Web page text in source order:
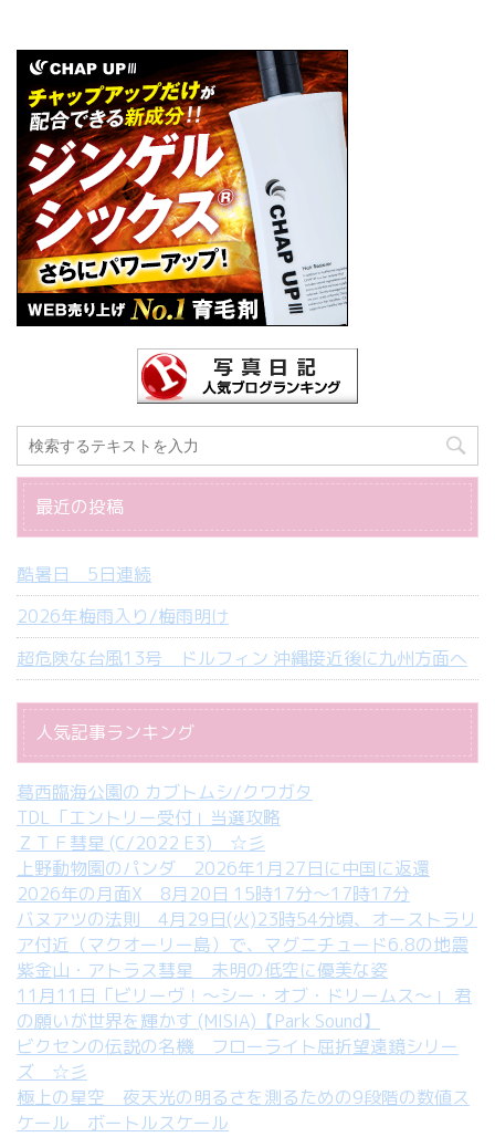
最近の投稿
酷暑日 5日連続
2026年梅雨入り/梅雨明け
超危険な台風13号 ドルフィン 沖縄接近後に九州方面へ
人気記事ランキング
葛西臨海公園の カブトムシ/クワガタ
TDL「エントリー受付」当選攻略
ＺＴＦ彗星 (C/2022 E3) ☆彡
上野動物園のパンダ 2026年1月27日に中国に返還
2026年の月面X 8月20日 15時17分～17時17分
バヌアツの法則 4月29日(火)23時54分頃、オーストラリ
ア付近（マクオーリー島）で、マグニチュード6.8の地震
紫金山・アトラス彗星 未明の低空に優美な姿
11月11日「ビリーヴ！～シー・オブ・ドリームス～」 君
の願いが世界を輝かす (MISIA)【Park Sound】
ビクセンの伝説の名機 フローライト屈折望遠鏡シリー
ズ ☆彡
極上の星空 夜天光の明るさを測るための9段階の数値ス
ケール ボートルスケール